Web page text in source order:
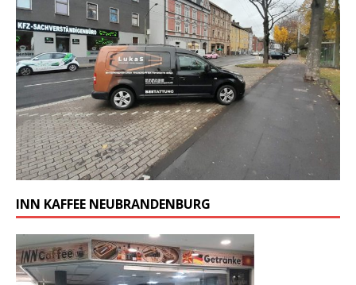
INN KAFFEE NEUBRANDENBURG